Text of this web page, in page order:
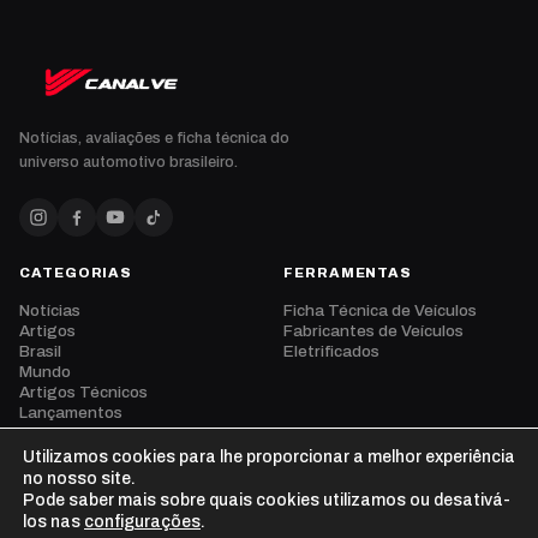
Notícias, avaliações e ficha técnica do
universo automotivo brasileiro.
CATEGORIAS
Notícias
Artigos
Brasil
Mundo
Artigos Técnicos
Lançamentos
Eventos
Opinião
Vídeos
FERRAMENTAS
Ficha Técnica de Veículos
Fabricantes de Veículos
Eletrificados
Utilizamos cookies para lhe proporcionar a melhor experiência
no nosso site.
Pode saber mais sobre quais cookies utilizamos ou desativá-
los nas configurações.